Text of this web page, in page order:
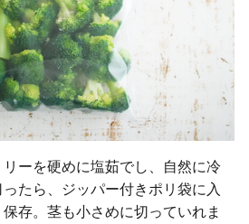
ーを硬めに塩茹でし、自然に冷
たら、ジッパー付きポリ袋に入
存。茎も小さめに切っていれま